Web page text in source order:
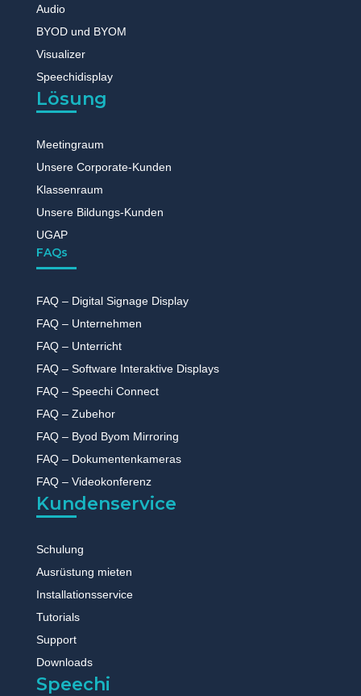
Audio
BYOD und BYOM
Visualizer
Speechidisplay
Lösung
Meetingraum
Unsere Corporate-Kunden
Klassenraum
Unsere Bildungs-Kunden
UGAP
FAQs
FAQ – Digital Signage Display
FAQ – Unternehmen
FAQ – Unterricht
FAQ – Software Interaktive Displays
FAQ – Speechi Connect
FAQ – Zubehor
FAQ – Byod Byom Mirroring
FAQ – Dokumentenkameras
FAQ – Videokonferenz
Kundenservice
Schulung
Ausrüstung mieten
Installationsservice
Tutorials
Support
Downloads
Speechi